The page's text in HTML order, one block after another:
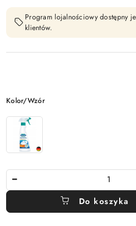
Program lojalnościowy dostępny
klientów.
Wariant
Kolor/Wzór
Do koszyka